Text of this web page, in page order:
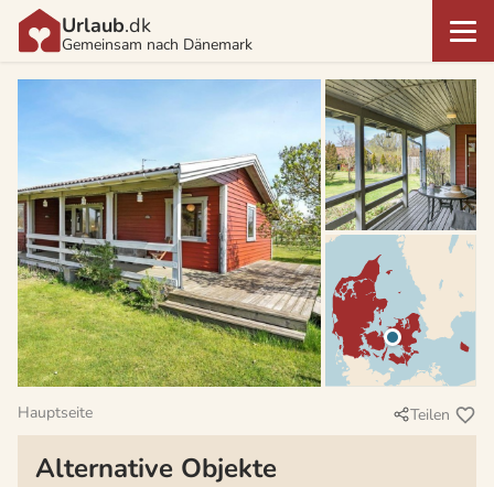
Urlaub.dk
Gemeinsam nach Dänemark
Hauptseite Teilen
Alternative Objekte